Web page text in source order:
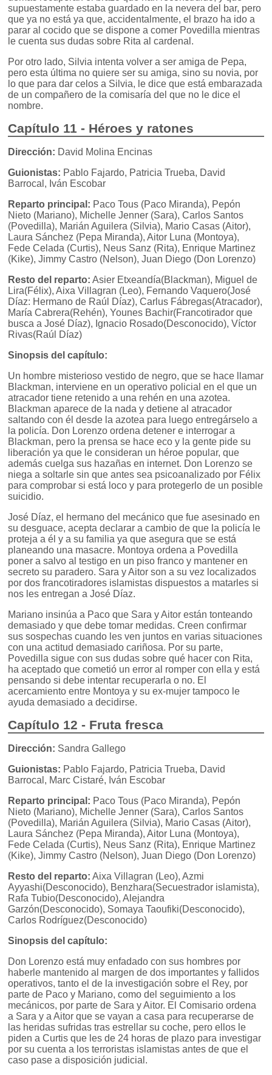
supuestamente estaba guardado en la nevera del bar, pero
que ya no está ya que, accidentalmente, el brazo ha ido a
parar al cocido que se dispone a comer Povedilla mientras
le cuenta sus dudas sobre Rita al cardenal.
Por otro lado, Silvia intenta volver a ser amiga de Pepa,
pero esta última no quiere ser su amiga, sino su novia, por
lo que para dar celos a Silvia, le dice que está embarazada
de un compañero de la comisaría del que no le dice el
nombre.
Capítulo 11 - Héroes y ratones
Dirección: David Molina Encinas
Guionistas: Pablo Fajardo, Patricia Trueba, David
Barrocal, Iván Escobar
Reparto principal: Paco Tous (Paco Miranda), Pepón
Nieto (Mariano), Michelle Jenner (Sara), Carlos Santos
(Povedilla), Marián Aguilera (Silvia), Mario Casas (Aitor),
Laura Sánchez (Pepa Miranda), Aitor Luna (Montoya),
Fede Celada (Curtis), Neus Sanz (Rita), Enrique Martinez
(Kike), Jimmy Castro (Nelson), Juan Diego (Don Lorenzo)
Resto del reparto: Asier Etxeandía(Blackman), Miguel de
Lira(Félix), Aixa Villagran (Leo), Fernando Vaquero(José
Díaz: Hermano de Raúl Díaz), Carlus Fábregas(Atracador),
María Cabrera(Rehén), Younes Bachir(Francotirador que
busca a José Díaz), Ignacio Rosado(Desconocido), Víctor
Rivas(Raúl Díaz)
Sinopsis del capítulo:
Un hombre misterioso vestido de negro, que se hace llamar
Blackman, interviene en un operativo policial en el que un
atracador tiene retenido a una rehén en una azotea.
Blackman aparece de la nada y detiene al atracador
saltando con él desde la azotea para luego entregárselo a
la policía. Don Lorenzo ordena detener e interrogar a
Blackman, pero la prensa se hace eco y la gente pide su
liberación ya que le consideran un héroe popular, que
además cuelga sus hazañas en internet. Don Lorenzo se
niega a soltarle sin que antes sea psicoanalizado por Félix
para comprobar si está loco y para protegerlo de un posible
suicidio.
José Díaz, el hermano del mecánico que fue asesinado en
su desguace, acepta declarar a cambio de que la policía le
proteja a él y a su familia ya que asegura que se está
planeando una masacre. Montoya ordena a Povedilla
poner a salvo al testigo en un piso franco y mantener en
secreto su paradero. Sara y Aitor son a su vez localizados
por dos francotiradores islamistas dispuestos a matarles si
nos les entregan a José Díaz.
Mariano insinúa a Paco que Sara y Aitor están tonteando
demasiado y que debe tomar medidas. Creen confirmar
sus sospechas cuando les ven juntos en varias situaciones
con una actitud demasiado cariñosa. Por su parte,
Povedilla sigue con sus dudas sobre qué hacer con Rita,
ha aceptado que cometió un error al romper con ella y está
pensando si debe intentar recuperarla o no. El
acercamiento entre Montoya y su ex-mujer tampoco le
ayuda demasiado a decidirse.
Capítulo 12 - Fruta fresca
Dirección: Sandra Gallego
Guionistas: Pablo Fajardo, Patricia Trueba, David
Barrocal, Marc Cistaré, Iván Escobar
Reparto principal: Paco Tous (Paco Miranda), Pepón
Nieto (Mariano), Michelle Jenner (Sara), Carlos Santos
(Povedilla), Marián Aguilera (Silvia), Mario Casas (Aitor),
Laura Sánchez (Pepa Miranda), Aitor Luna (Montoya),
Fede Celada (Curtis), Neus Sanz (Rita), Enrique Martinez
(Kike), Jimmy Castro (Nelson), Juan Diego (Don Lorenzo)
Resto del reparto: Aixa Villagran (Leo), Azmi
Ayyashi(Desconocido), Benzhara(Secuestrador islamista),
Rafa Tubio(Desconocido), Alejandra
Garzón(Desconocido), Somaya Taoufiki(Desconocido),
Carlos Rodríguez(Desconocido)
Sinopsis del capítulo:
Don Lorenzo está muy enfadado con sus hombres por
haberle mantenido al margen de dos importantes y fallidos
operativos, tanto el de la investigación sobre el Rey, por
parte de Paco y Mariano, como del seguimiento a los
mecánicos, por parte de Sara y Aitor. El Comisario ordena
a Sara y a Aitor que se vayan a casa para recuperarse de
las heridas sufridas tras estrellar su coche, pero ellos le
piden a Curtis que les de 24 horas de plazo para investigar
por su cuenta a los terroristas islamistas antes de que el
caso pase a disposición judicial.